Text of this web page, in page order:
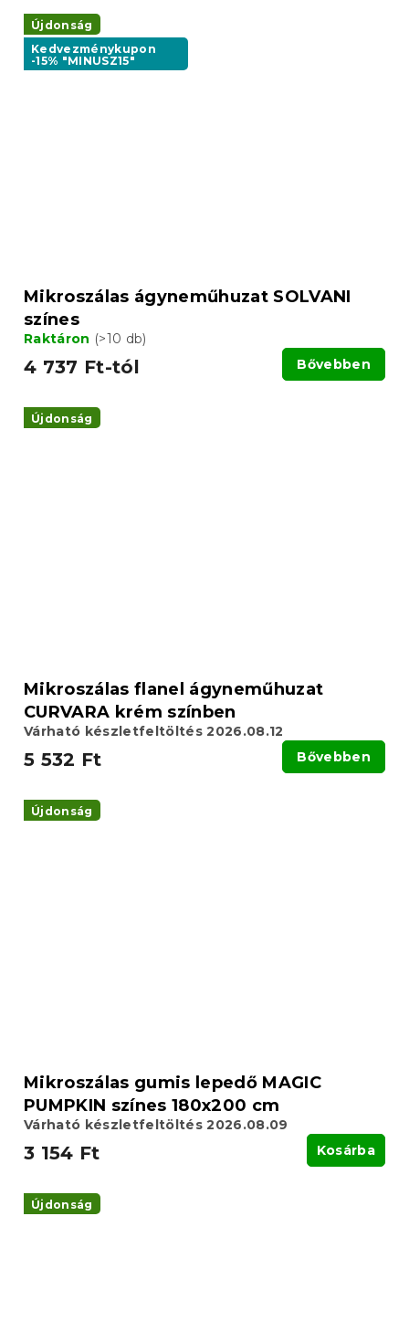
Újdonság
Kedvezménykupon
-15% "MINUSZ15"
Mikroszálas ágyneműhuzat SOLVANI
színes
Raktáron (>10 db)
4 737 Ft-tól Bővebben
Újdonság
Mikroszálas flanel ágyneműhuzat
CURVARA krém színben
Várható készletfeltöltés 2026.08.12
5 532 Ft Bővebben
Újdonság
Mikroszálas gumis lepedő MAGIC
PUMPKIN színes 180x200 cm
Várható készletfeltöltés 2026.08.09
3 154 Ft Kosárba
Újdonság